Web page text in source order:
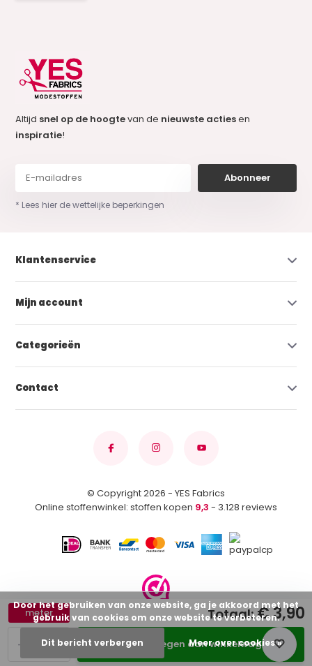
+
-
meter
Toevoegen aan winkelwagen
Totaal:€ 3,90
Altijd snel op de hoogtevan de nieuwste actiesen
inspiratie!
Abonneer
* Lees hier de wettelijke beperkingen
Klantenservice
Mijn account
Categorieën
Contact
© Copyright 2026 - YES Fabrics
Online stoffenwinkel: stoffen kopen 9,3 - 3.128 reviews
Door het gebruiken van onze website, ga je akkoord met het
gebruik van cookies om onze website te verbeteren.
Dit bericht verbergen Meer over cookies »